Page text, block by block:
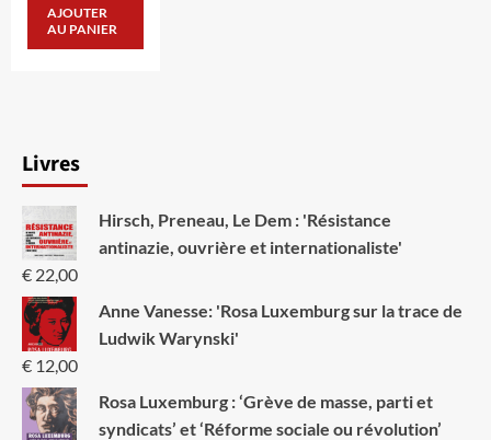
AJOUTER
AU PANIER
Livres
Hirsch, Preneau, Le Dem : 'Résistance
antinazie, ouvrière et internationaliste'
€ 22,00
Anne Vanesse: 'Rosa Luxemburg sur la trace de
Ludwik Warynski'
€ 12,00
Rosa Luxemburg : ‘Grève de masse, parti et
syndicats’ et ‘Réforme sociale ou révolution’